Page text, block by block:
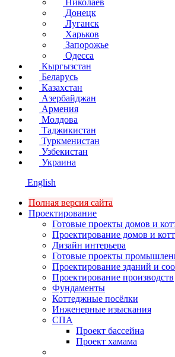
Николаев
Донецк
Луганск
Харьков
Запорожье
Одесса
Кыргызстан
Беларусь
Казахстан
Азербайджан
Армения
Молдова
Таджикистан
Туркменистан
Узбекистан
Украина
English
Полная версия сайта
Проектирование
Готовые проекты домов и
Проектирование домов и
Дизайн интерьера
Готовые проекты
Проектирование зданий и
Проектирование производств
Фундаменты
Коттеджные посёлки
Инженерные изыскания
СПА
Проект бассейна
Проект хамама